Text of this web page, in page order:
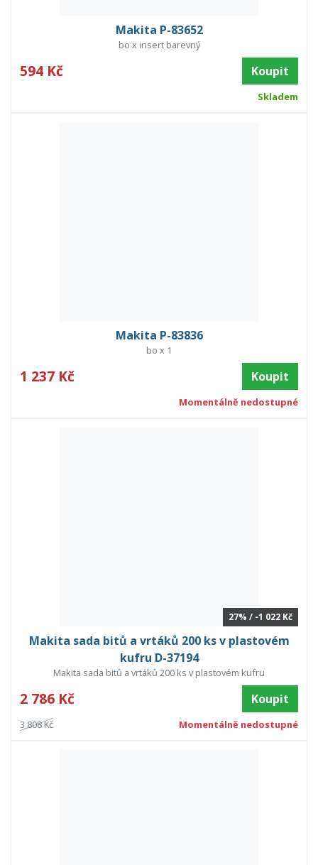
Makita P-83652
bo x insert barevný
594 Kč Koupit
Skladem
Makita P-83836
bo x 1
1 237 Kč Koupit
Momentálně nedostupné
27% / -1 022 Kč
Makita sada bitů a vrtáků 200 ks v plastovém
kufru D-37194
Makita sada bitů a vrtáků 200 ks v plastovém kufru
2 786 Kč Koupit
3 808 Kč Momentálně nedostupné